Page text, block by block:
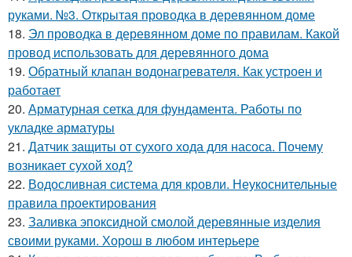
руками. №3. Открытая проводка в деревянном доме
18. Эл проводка в деревянном доме по правилам. Какой
провод использовать для деревянного дома
19. Обратный клапан водонагревателя. Как устроен и
работает
20. Арматурная сетка для фундамента. Работы по
укладке арматуры
21. Датчик защиты от сухого хода для насоса. Почему
возникает сухой ход?
22. Водосливная система для кровли. Неукоснительные
правила проектирования
23. Заливка эпоксидной смолой деревянные изделия
своими руками. Хорош в любом интерьере